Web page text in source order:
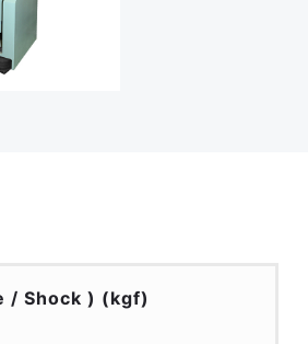
/ Shock ) (kgf)